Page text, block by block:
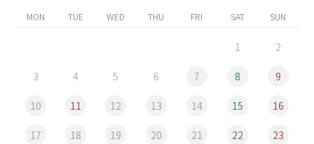
MON TUE WED THU FRI SAT SUN
1 2
3 4 5 6 7 8 9
10 11 12 13 14 15 16
17 18 19 20 21 22 23